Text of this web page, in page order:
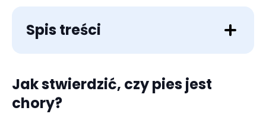
Spis treści
Apatia, ospałość, brak ruchu
Jak stwierdzić, czy pies jest
chory?